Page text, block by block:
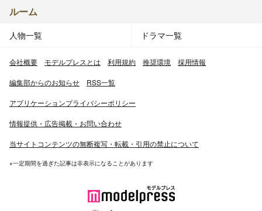
ルーム
人物一覧 ドラマ一覧
会社概要 モデルプレスとは 利用規約 推奨環境 採用情報
編集部からのお知らせ RSS一覧
アプリケーションプライバシーポリシー
情報提供・広告掲載・お問い合わせ
当サイトコンテンツの無断複写・転載・引用の禁止について
※一定期間を過ぎた記事は非表示になることがあります